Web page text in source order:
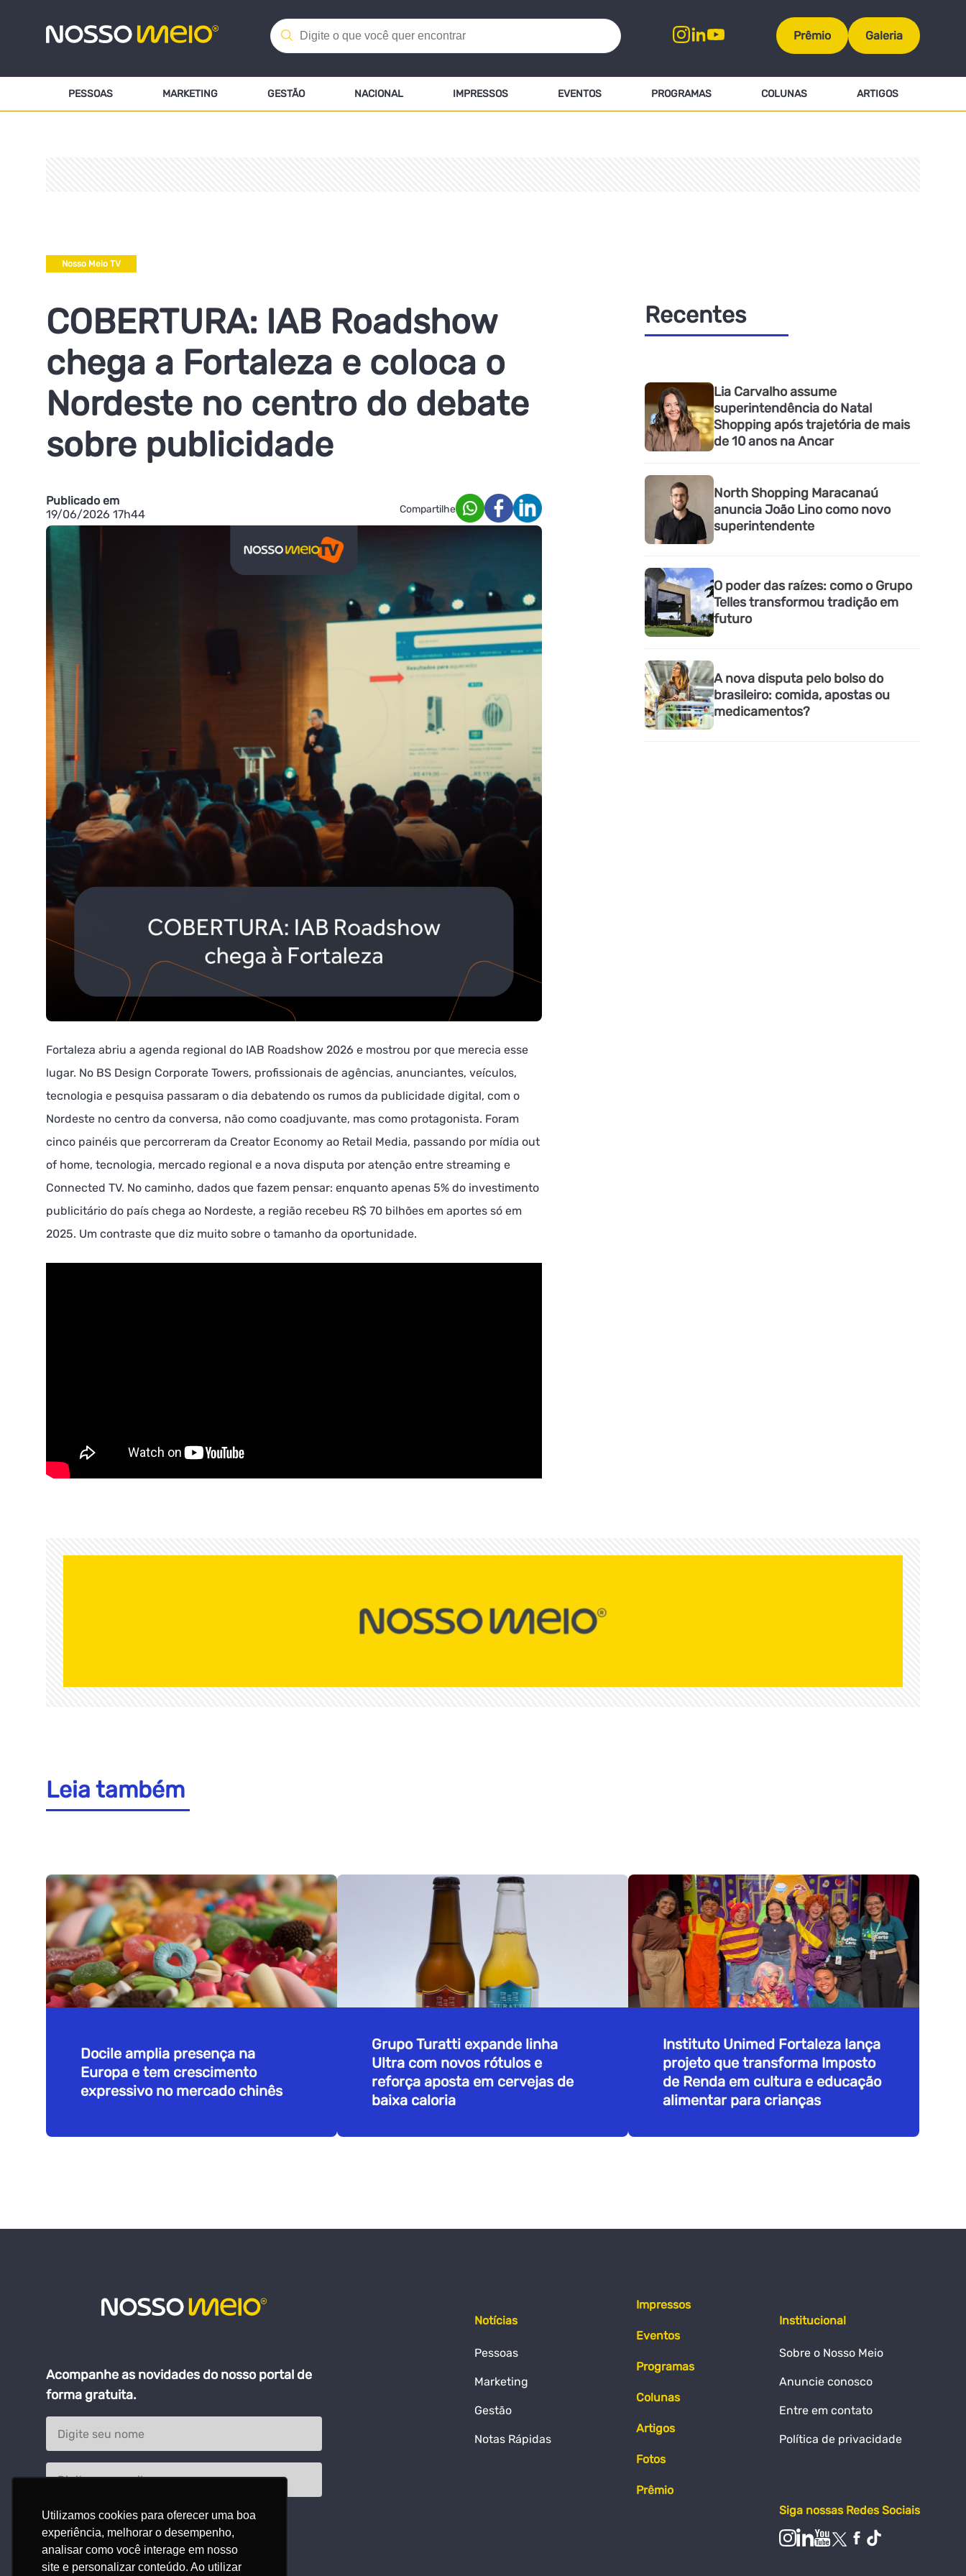
Utilizamos cookies para oferecer uma boa
experiência, melhorar o desempenho,
analisar como você interage em nosso
site e personalizar conteúdo. Ao utilizar
Prêmio Galeria
PESSOAS MARKETING GESTÃO NACIONAL IMPRESSOS EVENTOS PROGRAMAS COLUNAS ARTIGOS
Nosso Meio TV
COBERTURA: IAB Roadshow
chega a Fortaleza e coloca o
Nordeste no centro do debate
sobre publicidade
Publicado em
19/06/2026 17h44
Compartilhe
Fortaleza abriu a agenda regional do IAB Roadshow 2026 e mostrou por que merecia esse
lugar. No BS Design Corporate Towers, profissionais de agências, anunciantes, veículos,
tecnologia e pesquisa passaram o dia debatendo os rumos da publicidade digital, com o
Nordeste no centro da conversa, não como coadjuvante, mas como protagonista. Foram
cinco painéis que percorreram da Creator Economy ao Retail Media, passando por mídia out
of home, tecnologia, mercado regional e a nova disputa por atenção entre streaming e
Connected TV. No caminho, dados que fazem pensar: enquanto apenas 5% do investimento
publicitário do país chega ao Nordeste, a região recebeu R$ 70 bilhões em aportes só em
2025. Um contraste que diz muito sobre o tamanho da oportunidade.
Recentes
Lia Carvalho assume
superintendência do Natal
Shopping após trajetória de mais
de 10 anos na Ancar
North Shopping Maracanaú
anuncia João Lino como novo
superintendente
O poder das raízes: como o Grupo
Telles transformou tradição em
futuro
A nova disputa pelo bolso do
brasileiro: comida, apostas ou
medicamentos?
Leia também
Docile amplia presença na
Europa e tem crescimento
expressivo no mercado chinês
Grupo Turatti expande linha
Ultra com novos rótulos e
reforça aposta em cervejas de
baixa caloria
Instituto Unimed Fortaleza lança
projeto que transforma Imposto
de Renda em cultura e educação
alimentar para crianças
Acompanhe as novidades do nosso portal de
forma gratuita.
Notícias
Pessoas
Marketing
Gestão
Notas Rápidas
Impressos
Eventos
Programas
Colunas
Artigos
Fotos
Prêmio
Institucional
Sobre o Nosso Meio
Anuncie conosco
Entre em contato
Política de privacidade
Siga nossas Redes Sociais